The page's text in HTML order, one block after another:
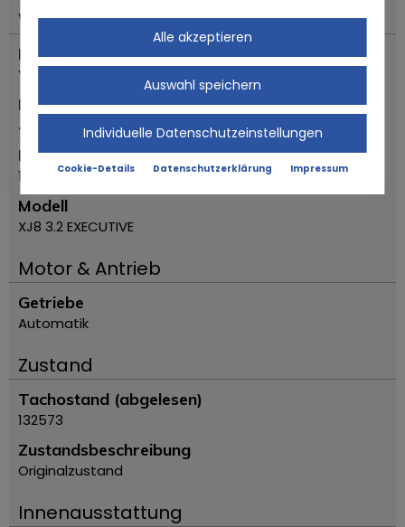
Wichtiges
Fahrzeugtyp
Youngtimer
Marke
Jaguar
Erstzulassung Jahr
1997
Modell
XJ8 3.2 EXECUTIVE
Motor & Antrieb
Getriebe
Automatik
Zustand
Tachostand (abgelesen)
132573
Zustandsbeschreibung
Originalzustand
Innenausstattung
Alle akzeptieren
Auswahl speichern
Individuelle Datenschutzeinstellungen
Cookie-Details Datenschutzerklärung Impressum